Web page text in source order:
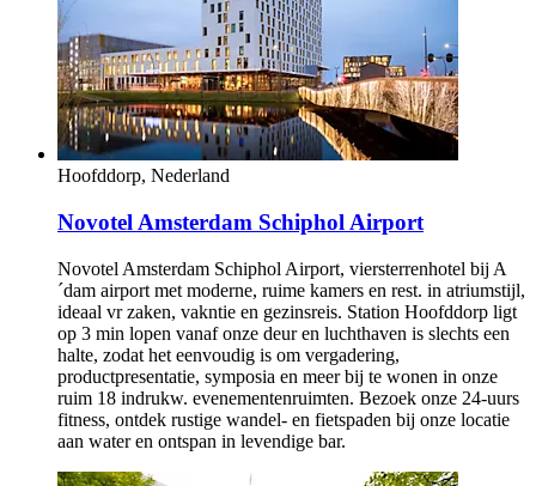
BRUSSELS, België
Novotel Brussels Airport
Het Novotel Brussels Airport biedt een comfortabele
vroege vertrekken vanaf Brussels Airport. In 5 min bent u op
de luchthaven met de gratis shuttlebus (bekijk dienstregeling).
Alle kamers hebben een minibar, kluisje, bureau, airco en
gratis WiFi. Geniet van een ontbijtbuffet of neem een ​​hapje in
het restaurant of aan de bar. Het Novotel Brussels Airport
biedt meerdere vergaderzalen, fitnesscentrum en park-, slaap-
en vluchtarrangementen.